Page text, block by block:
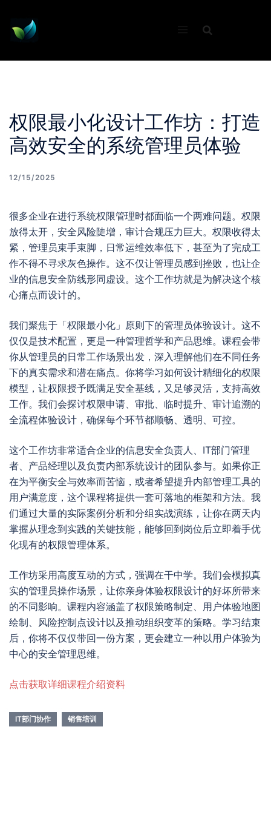
content
权限最小化设计工作坊：打造
高效安全的系统管理员体验
12/15/2025
很多企业在进行系统权限管理时都面临一个两难问题。权限
放得太开，安全风险陡增，审计合规压力巨大。权限收得太
紧，管理员束手束脚，日常运维效率低下，甚至为了完成工
作不得不寻求灰色操作。这不仅让管理员感到挫败，也让企
业的信息安全防线形同虚设。这个工作坊就是为解决这个核
心痛点而设计的。
我们聚焦于「权限最小化」原则下的管理员体验设计。这不
仅仅是技术配置，更是一种管理哲学和产品思维。课程会带
你从管理员的日常工作场景出发，深入理解他们在不同任务
下的真实需求和潜在痛点。你将学习如何设计精细化的权限
模型，让权限授予既满足安全基线，又足够灵活，支持高效
工作。我们会探讨权限申请、审批、临时提升、审计追溯的
全流程体验设计，确保每个环节都顺畅、透明、可控。
这个工作坊非常适合企业的信息安全负责人、IT部门管理
者、产品经理以及负责内部系统设计的团队参与。如果你正
在为平衡安全与效率而苦恼，或者希望提升内部管理工具的
用户满意度，这个课程将提供一套可落地的框架和方法。我
们通过大量的实际案例分析和分组实战演练，让你在两天内
掌握从理念到实践的关键技能，能够回到岗位后立即着手优
化现有的权限管理体系。
工作坊采用高度互动的方式，强调在干中学。我们会模拟真
实的管理员操作场景，让你亲身体验权限设计的好坏所带来
的不同影响。课程内容涵盖了权限策略制定、用户体验地图
绘制、风险控制点设计以及推动组织变革的策略。学习结束
后，你将不仅仅带回一份方案，更会建立一种以用户体验为
中心的安全管理思维。
点击获取详细课程介绍资料
IT部门协作 销售培训